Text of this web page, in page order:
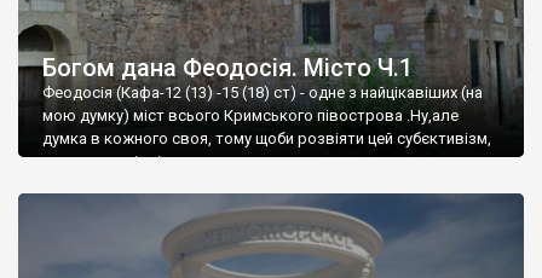
Богом дана Феодосія. Місто Ч.1
Феодосія (Кафа-12 (13) -15 (18) ст) - одне з найцікавіших (на
мою думку) міст всього Кримського півострова .Ну,але
думка в кожного своя, тому щоби розвіяти цей субєктивізм,
запрошую відвідати це